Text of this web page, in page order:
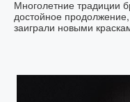
Многолетние традиции
достойное
заиграли новыми